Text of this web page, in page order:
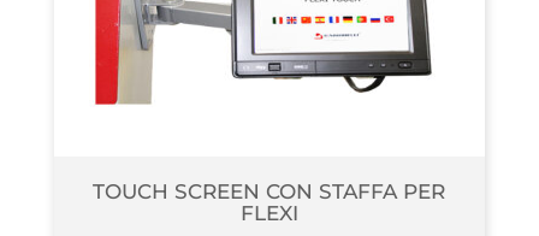
TOUCH SCREEN CON STAFFA PER
FLEXI